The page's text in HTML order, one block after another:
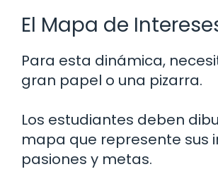
El Mapa de
Para esta dinámica,
gran papel o una pizarra.
Los estudiantes deben
mapa que represente sus
pasiones y metas.